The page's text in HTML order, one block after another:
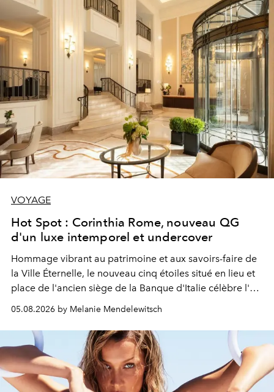
VOYAGE
Hot Spot : Corinthia Rome, nouveau QG
d'un luxe intemporel et undercover
Hommage vibrant au patrimoine et aux savoirs-faire de
la Ville Éternelle, le nouveau cinq étoiles situé en lieu et
place de l'ancien siège de la Banque d'Italie célèbre l'art
de vivre Romain dans toute son élégance intemporelle.
05.08.2026 by Melanie Mendelewitsch